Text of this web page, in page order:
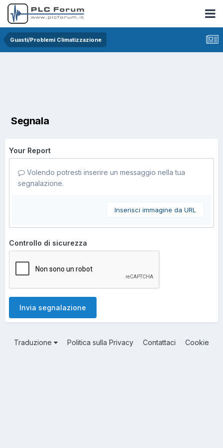
Guasti/Problemi Climatizzazione
Segnala
Your Report
Volendo potresti inserire un messaggio nella tua
segnalazione.
Inserisci immagine da URL
Controllo di sicurezza
Invia segnalazione
Traduzione Politica sulla Privacy Contattaci Cookie